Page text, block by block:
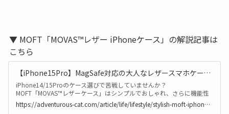
▼ MOFT「MOVAS™レザー iPhoneケース」の解説記事は
こちら
【iPhone15Pro】MagSafe対応の大人なレザースマホケース（MOFT）
iPhone14/15Proのケース選びで苦戦していませんか？
MOFT「MOVAS™レザーケース」はシンプルでおしゃれ、さらに機能性
も抜群のスマホケースなんです。 大人なデザインで高級感のあるレザー
製、さらにMagSafeにも対応。 スマホケースの決定版です！
https://adventurous-cat.com/article/life/lifestyle/stylish-moft-iphone-case